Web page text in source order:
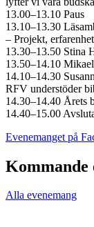
13.00–13.10 Paus
13.10–13.30
– Projekt,
13.30–13.50 Stina
13.50–14.10
14.10–14.30
RFV understöder
14.30–14.40 Årets
14.40–15.00
Evenemanget på
Kommande
Alla evenemang